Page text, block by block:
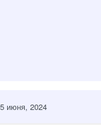
июня, 2024